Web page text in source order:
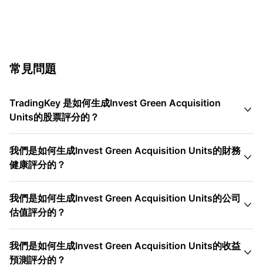
常見問題
TradingKey 是如何生成Invest Green Acquisition
Units的股票評分的？

我們是如何生成Invest Green Acquisition Units的財務
健康評分的？

我們是如何生成Invest Green Acquisition Units的公司
估值評分的？

我們是如何生成Invest Green Acquisition Units的收益
預測評分的？
